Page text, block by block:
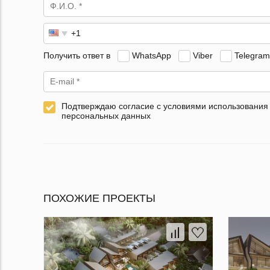
Получить ответ в WhatsApp Viber Telegram
Подтверждаю согласие с условиями использования
персональных данных
ПОХОЖИЕ ПРОЕКТЫ